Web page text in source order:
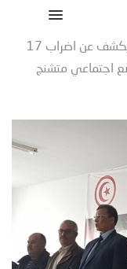
الطبوبي يكشف عن اضراب 17
اجتماعي متشنج